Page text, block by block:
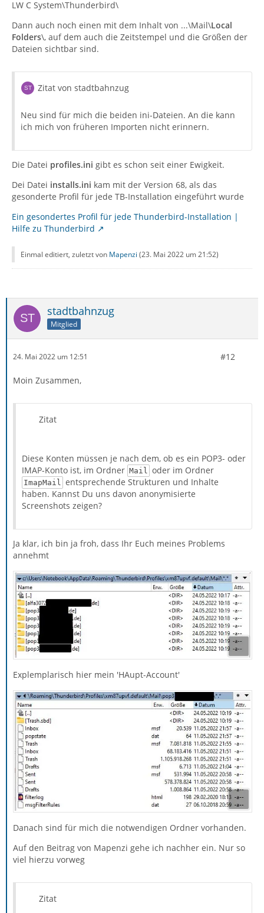
LW C System\Thunderbird\
Dann auch noch einen mit dem Inhalt von ...\Mail\Local
Folders\, auf dem auch die Zeitstempel und die Größen der
Dateien sichtbar sind.
Zitat von stadtbahnzug
Neu sind für mich die beiden ini-Dateien. An die kann
ich mich von früheren Importen nicht erinnern.
Die Datei profiles.ini gibt es schon seit einer Ewigkeit.
Dei Datei installs.ini kam mit der Version 68, als das
gesonderte Profil für jede TB-Installation eingeführt wurde
Ein gesondertes Profil für jede Thunderbird-Installation |
Hilfe zu Thunderbird
Einmal editiert, zuletzt von Mapenzi (23. Mai 2022 um 21:52)
stadtbahnzug
Mitglied
24. Mai 2022 um 12:51 #12
Moin Zusammen,
Zitat
Diese Konten müssen je nach dem, ob es ein POP3- oder
IMAP-Konto ist, im Ordner Mail oder im Ordner
ImapMail
entsprechende Strukturen und Inhalte
haben. Kannst Du uns davon anonymisierte
Screenshots zeigen?
Ja klar, ich bin ja froh, dass Ihr Euch meines Problems
annehmt
Explemplarisch hier mein 'HAupt-Account'
Danach sind für mich die notwendigen Ordner vorhanden.
Auf den Beitrag von Mapenzi gehe ich nachher ein. Nur so
viel hierzu vorweg
Zitat